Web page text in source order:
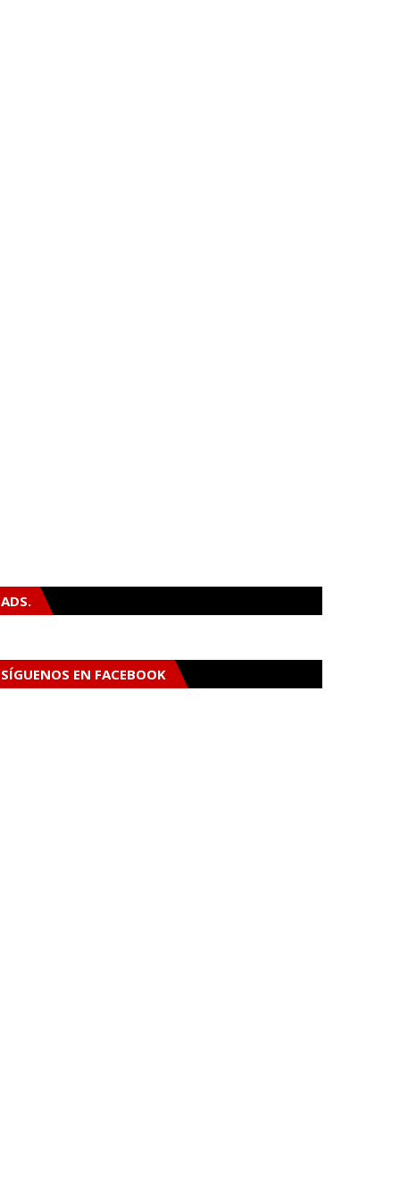
ADS.
SÍGUENOS EN FACEBOOK